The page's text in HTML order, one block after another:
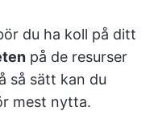
du ha koll på ditt
på de resurser
så sätt kan du
mest nytta.